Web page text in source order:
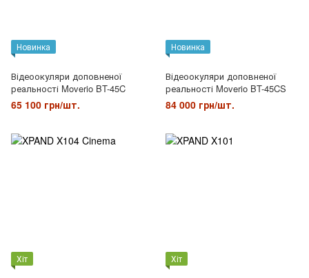
Новинка
Відеоокуляри доповненої
реальності Moverio BT-45C
65 100 грн/шт.
Новинка
Відеоокуляри доповненої
реальності Moverio BT-45CS
84 000 грн/шт.
Хіт Хіт